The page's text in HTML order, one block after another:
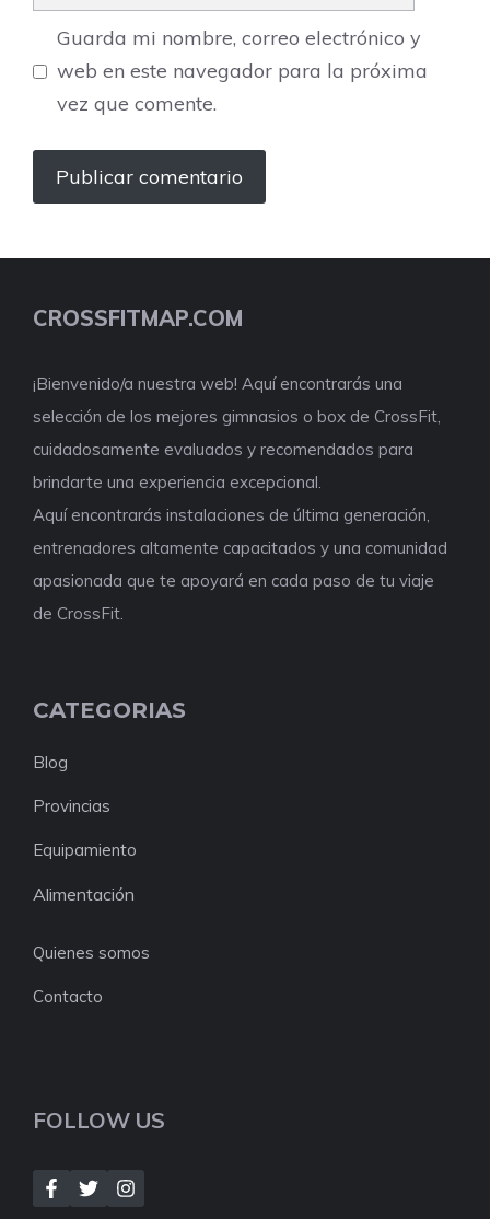
Guarda mi nombre, correo electrónico y
web en este navegador para la próxima
vez que comente.
CROSSFITMAP.COM
¡Bienvenido/a nuestra web! Aquí encontrarás una
selección de los mejores gimnasios o box de CrossFit,
cuidadosamente evaluados y recomendados para
brindarte una experiencia excepcional.
Aquí encontrarás instalaciones de última generación,
entrenadores altamente capacitados y una comunidad
apasionada que te apoyará en cada paso de tu viaje
de CrossFit.
CATEGORIAS
Blog
Provincias
Equipamiento
Alimentación
Quienes somos
Contacto
FOLLOW US